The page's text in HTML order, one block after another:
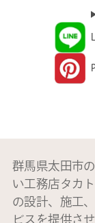
群馬県太田市
い工務店タカ
の設計、施工
ビスを提供さ